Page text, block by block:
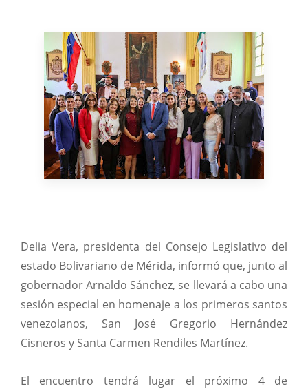
Delia Vera, presidenta del Consejo Legislativo del
estado Bolivariano de Mérida, informó que, junto al
gobernador Arnaldo Sánchez, se llevará a cabo una
sesión especial en homenaje a los primeros santos
venezolanos, San José Gregorio Hernández
Cisneros y Santa Carmen Rendiles Martínez.
El encuentro tendrá lugar el próximo 4 de